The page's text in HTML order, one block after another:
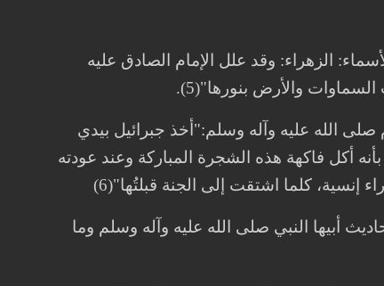
الزهراء: وقد علل الإمام الصادق عليه
والأرض بنورها"(5).
صلى الله عليه وآله وسلم:"أخذ جبرائيل بيدي
أكل فاكهة هذه الشجرة المباركة وعند عودته
إنسية، كلما اشتقت إلى الجنة قبلتُها"(6)
أبيها النبي صلى الله عليه وآله وسلم وما